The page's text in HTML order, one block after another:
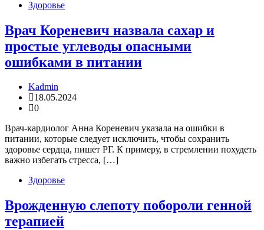
Здоровье
Врач Кореневич назвала сахар и
простые углеводы опасными
ошибками в питании
Kadmin
18.05.2024
0
Врач-кардиолог Анна Кореневич указала на ошибки в
питании, которые следует исключить, чтобы сохранить
здоровье сердца, пишет РГ. К примеру, в стремлении похудеть
важно избегать стресса, […]
Здоровье
Врожденную слепоту побороли генной
терапией